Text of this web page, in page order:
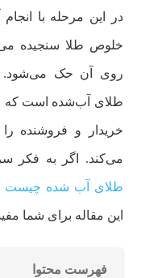
در این مرحله با
خلوص طلا سنجیده
روی آن حک می‌شود.
طلای آب‌شده است که
خریدار و فروشنده
می‌کند. اگر به فکر
طلای آب شده چیست
این مقاله برای شما
فهرست محتوا